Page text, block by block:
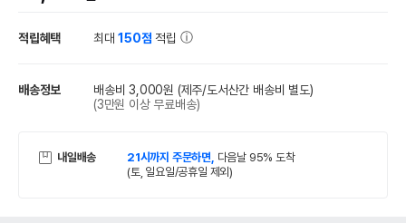
적립혜택 최대150점 적립
배송정보 배송비 3,000원 (제주/도서산간 배송비 별도)
(3만원 이상 무료배송)
내일배송 21시까지 주문하면, 다음날 95% 도착
(토, 일요일/공휴일 제외)